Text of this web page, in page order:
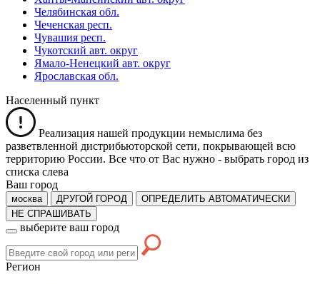
Челябинская обл.
Чеченская респ.
Чувашия респ.
Чукотский авт. округ
Ямало-Ненецкий авт. округ
Ярославская обл.
Населенный пункт
Реализация нашей продукции немыслима без
разветвленной дистрибьюторской сети, покрывающей всю
территорию России. Все что от Вас нужно - выбрать город из
списка слева
Ваш город
москва ДРУГОЙ ГОРОД
ОПРЕДЕЛИТЬ АВТОМАТИЧЕСКИ
НЕ СПРАШИВАТЬ
выберите ваш город
Регион